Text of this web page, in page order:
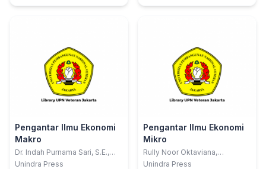
Pengantar Ilmu Ekonomi
Makro
Dr. Indah Purnama Sari, S.E.,
M.Pd; Rully Noor Oktaviana,
Unindra Press
Pengantar Ilmu Ekonomi
Mikro
Rully Noor Oktaviana,
S.E.,M.M.; Dr. Indah Purnama
Unindra Press